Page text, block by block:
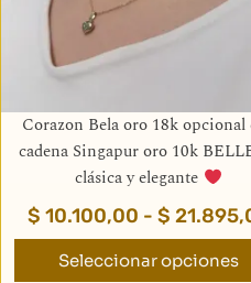
Corazon Bela oro 18k opcional
cadena Singapur oro 10k
clásica y elegante
$ 10.100,00 - $
Seleccionar opciones
pueden
la
página
de